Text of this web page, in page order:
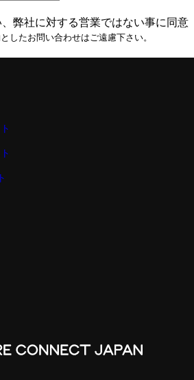
弊社に対する営業ではない事に同意
したお問い合わせはご遠慮下さい。